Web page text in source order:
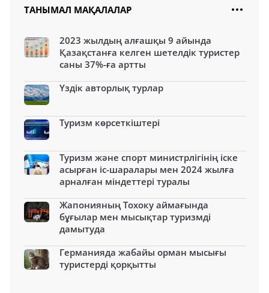
ТАНЫМАЛ МАҚАЛАЛАР
2023 жылдың алғашқы 9 айында
Қазақстанға келген шетелдік туристер
саны 37%-ға артты
Үздік авторлық турлар
Туризм көрсеткіштері
Туризм және спорт министрлігінің іске
асырған іс-шаралары мен 2024 жылға
арналған міндеттері туралы
Жапонияның Тохоку аймағында
бұғылар мен мысықтар туризмді
дамытуда
Германияда жабайы орман мысығы
туристерді қорқытты